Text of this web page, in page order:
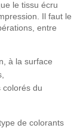
le tissu écru
Il faut le
entre
à la surface
colorés du
de colorants